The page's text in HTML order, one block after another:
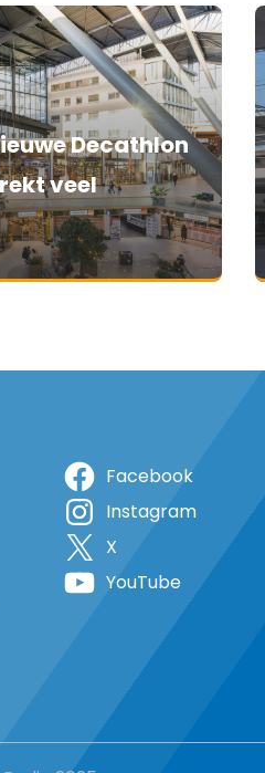
Decathlon
veel
Facebook
Instagram
X
YouTube